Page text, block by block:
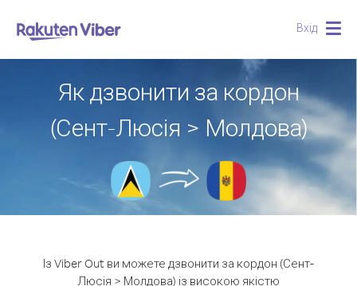
Вхід
Як дзвонити за кордон
(Сент-Люсія > Молдова)
Із Viber Out ви можете дзвонити за кордон (Сент-
Люсія > Молдова) із високою якістю